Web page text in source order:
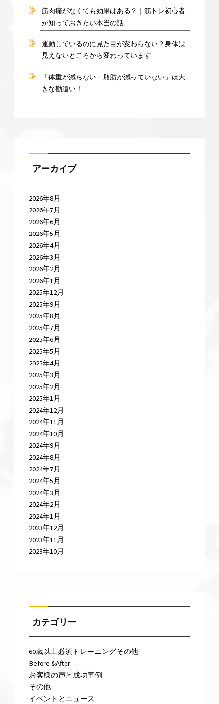
筋肉痛がなくても効果はある？｜筋トレ初心者
が知っておきたい本当の話
運動しているのに見た目が変わらない？身体は
見えないところから変わっています
「体重が減らない＝脂肪が減っていない」は大
きな勘違い！
アーカイブ
2026年8月
2026年7月
2026年6月
2026年5月
2026年4月
2026年3月
2026年2月
2026年1月
2025年12月
2025年9月
2025年8月
2025年7月
2025年6月
2025年5月
2025年4月
2025年3月
2025年2月
2025年1月
2024年12月
2024年11月
2024年10月
2024年9月
2024年8月
2024年7月
2024年5月
2024年3月
2024年2月
2024年1月
2023年12月
2023年11月
2023年10月
カテゴリー
60歳以上必須トレーニングその他
Before &After
お客様の声と成功事例
その他
イベントとニュース